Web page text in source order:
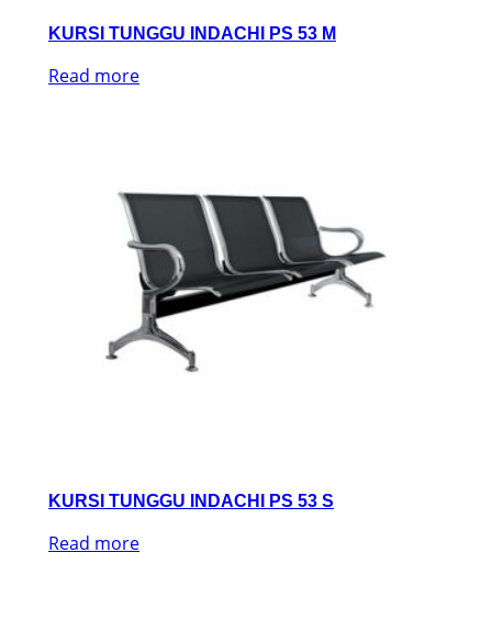
KURSI TUNGGU INDACHI PS 53 M
Read more
KURSI TUNGGU INDACHI PS 53 S
Read more